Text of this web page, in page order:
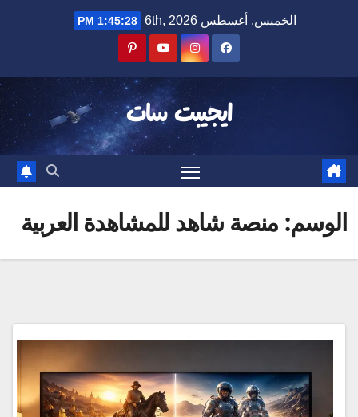
الخميس. أغسطس 6th, 2026 1:45:28 PM
ايجيبت سات
الوسم:منصة شاهد للمشاهدة العربية